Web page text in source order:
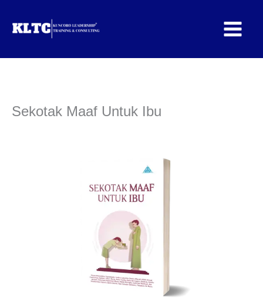
Sekotak Maaf Untuk Ibu